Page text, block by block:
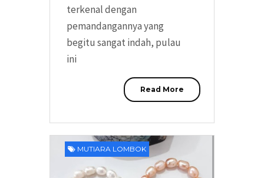
terkenal dengan
pemandangannya yang
begitu sangat indah, pulau
ini
Read More
MUTIARA LOMBOK